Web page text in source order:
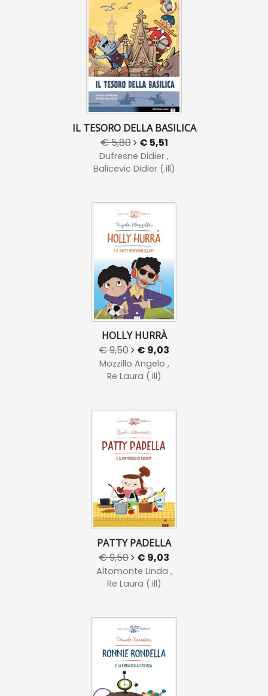
IL TESORO DELLA BASILICA
€ 5,80 € 5,51
Dufresne Didier ,
Balicevic Didier (.ill)
HOLLY HURRÀ
€ 9,50 € 9,03
Mozzillo Angelo ,
Re Laura (.ill)
PATTY PADELLA
€ 9,50 € 9,03
Altomonte Linda ,
Re Laura (.ill)